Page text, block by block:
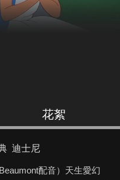
花絮
迪士尼
配音）天生愛幻